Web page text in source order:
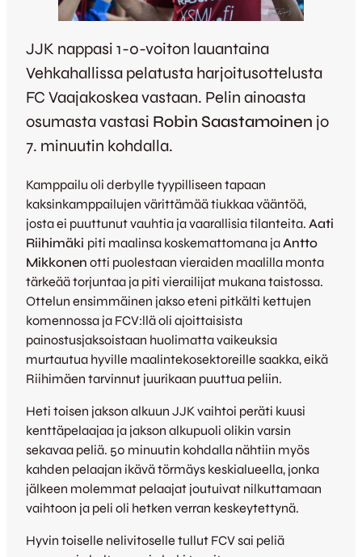
JJK nappasi 1-0-voiton lauantaina
Vehkahallissa pelatusta harjoitusottelusta
FC Vaajakoskea vastaan. Pelin ainoasta
osumasta vastasi Robin Saastamoinen jo
7. minuutin kohdalla.
Kamppailu oli derbylle tyypilliseen tapaan
kaksinkamppailujen värittämää tiukkaa vääntöä,
josta ei puuttunut vauhtia ja vaarallisia tilanteita. Aati
Riihimäki piti maalinsa koskemattomana ja Antto
Mikkonen otti puolestaan vieraiden maalilla monta
tärkeää torjuntaa ja piti vierailijat mukana taistossa.
Ottelun ensimmäinen jakso eteni pitkälti kettujen
komennossa ja FCV:llä oli ajoittaisista
painostusjaksoistaan huolimatta vaikeuksia
murtautua hyville maalintekosektoreille saakka, eikä
Riihimäen tarvinnut juurikaan puuttua peliin.
Heti toisen jakson alkuun JJK vaihtoi peräti kuusi
kenttäpelaajaa ja jakson alkupuoli olikin varsin
sekavaa peliä. 50 minuutin kohdalla nähtiin myös
kahden pelaajan ikävä törmäys keskialueella, jonka
jälkeen molemmat pelaajat joutuivat nilkuttamaan
vaihtoon ja peli oli hetken verran keskeytettynä.
Hyvin toiselle nelivitoselle tullut FCV sai peliä